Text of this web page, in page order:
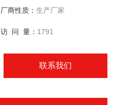
厂商性质：生产厂家
访 问 量： 1791
联系我们